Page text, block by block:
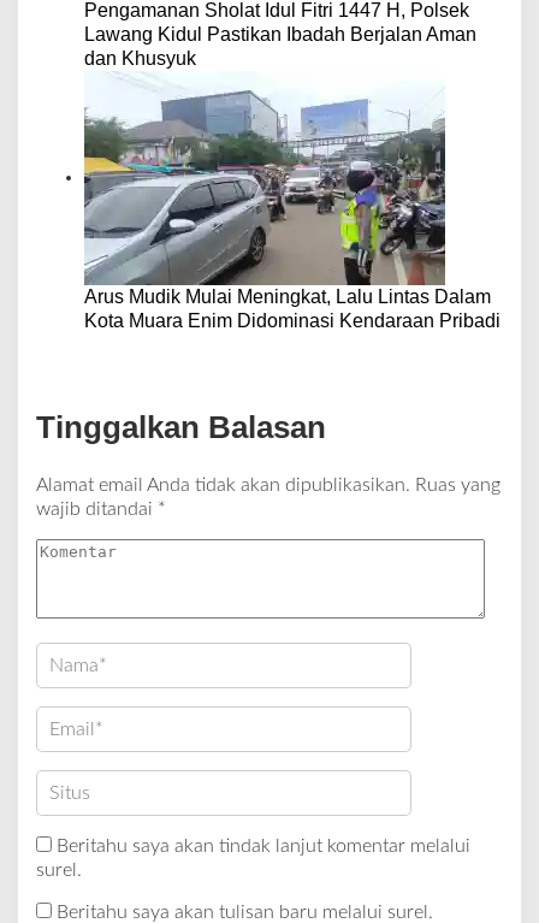
Pengamanan Sholat Idul Fitri 1447 H, Polsek
Lawang Kidul Pastikan Ibadah Berjalan Aman
dan Khusyuk
Arus Mudik Mulai Meningkat, Lalu Lintas Dalam
Kota Muara Enim Didominasi Kendaraan Pribadi
Tinggalkan Balasan
Alamat email Anda tidak akan dipublikasikan. Ruas yang
wajib ditandai *
Beritahu saya akan tindak lanjut komentar melalui
surel.
Beritahu saya akan tulisan baru melalui surel.